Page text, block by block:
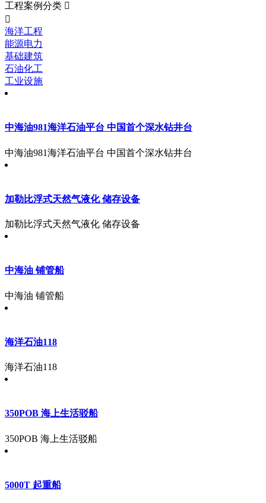
工程案例分类 

海洋工程
能源电力
基础建筑
石油化工
工业设施
中海油981海洋石油平台 中国首个深水钻井台
中海油981海洋石油平台 中国首个深水钻井台
加勒比浮式天然气液化 储存设备
加勒比浮式天然气液化 储存设备
中海油 铺管船
中海油 铺管船
海洋石油118
海洋石油118
350POB 海上生活驳船
350POB 海上生活驳船
5000T 起重船